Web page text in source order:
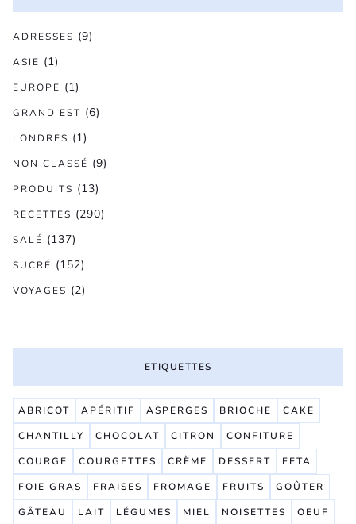
ADRESSES (9)
ASIE (1)
EUROPE (1)
GRAND EST (6)
LONDRES (1)
NON CLASSÉ (9)
PRODUITS (13)
RECETTES (290)
SALÉ (137)
SUCRÉ (152)
VOYAGES (2)
ETIQUETTES
ABRICOT APÉRITIF ASPERGES BRIOCHE
CAKE
CHANTILLY
CHOCOLAT CITRON
CONFITURE
COURGE
COURGETTES CRÈME DESSERT
FETA
FOIE GRAS
FRAISES FROMAGE FRUITS
GOÛTER
GÂTEAU
LAIT LÉGUMES MIEL NOISETTES
OEUF